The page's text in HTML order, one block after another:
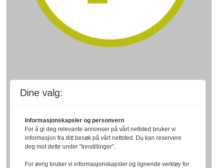
Dine valg:
Informasjonskapsler og personvern
For å gi deg relevante annonser på vårt nettsted bruker vi
informasjon fra ditt besøk på vårt nettsted. Du kan reservere
deg mot dette under "Innstillinger".
For øvrig bruker vi informasjonskapsler og lignende verktøy for